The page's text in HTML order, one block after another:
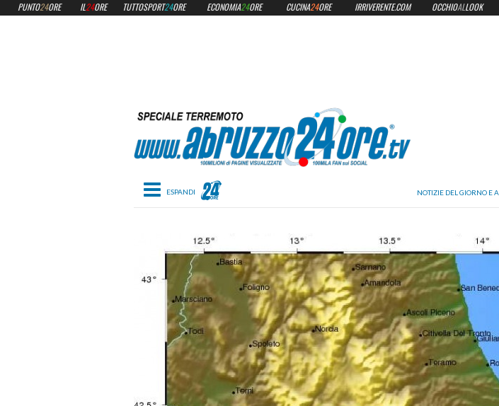
Toggle navigation
PUNTO24ORE IL24ORE TUTTOSPORT24ORE ECONOMIA24ORE CUCINA24ORE IRRIVERENTE.COM OCCHIOALLOOK